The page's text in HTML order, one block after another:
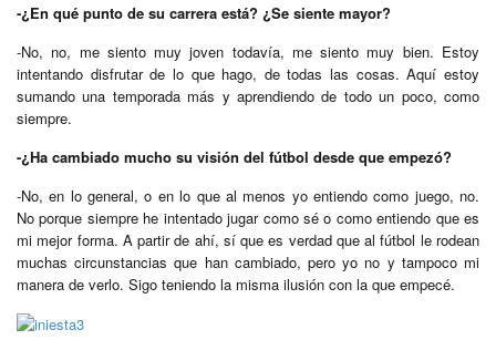
-¿En qué punto de su carrera está? ¿Se siente mayor?
-No, no, me siento muy joven todavía, me siento muy bien. Estoy
intentando disfrutar de lo que hago, de todas las cosas. Aquí estoy
sumando una temporada más y aprendiendo de todo un poco, como
siempre.
-¿Ha cambiado mucho su visión del fútbol desde que empezó?
-No, en lo general, o en lo que al menos yo entiendo como juego, no.
No porque siempre he intentado jugar como sé o como entiendo que es
mi mejor forma. A partir de ahí, sí que es verdad que al fútbol le rodean
muchas circunstancias que han cambiado, pero yo no y tampoco mi
manera de verlo. Sigo teniendo la misma ilusión con la que empecé.